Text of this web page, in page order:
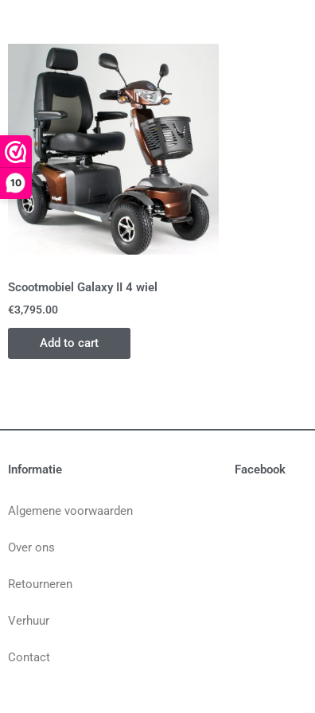
10
Scootmobiel Galaxy II 4 wiel
€3,795.00
Add to cart
Informatie
Algemene voorwaarden
Over ons
Retourneren
Verhuur
Contact
Facebook